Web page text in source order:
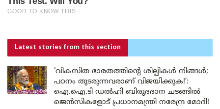
Latest stories from this section
‘വികസിത ഭാരതത്തിന്റെ ശില്പികൾ നിങ്ങൾ;
പഠനം തുടരുന്നവരാണ് വിജയിക്കുക!’:
ഐ.ഐ.ടി ഡൽഹി ബിരുദദാന ചടങ്ങിൽ
ജെൻസികളോട് പ്രധാനമന്ത്രി നരേന്ദ്ര മോദി!